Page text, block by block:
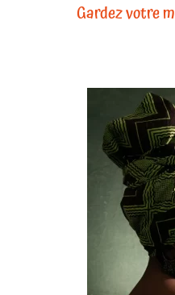
Gardez votre